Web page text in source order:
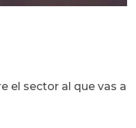
el sector al que vas a